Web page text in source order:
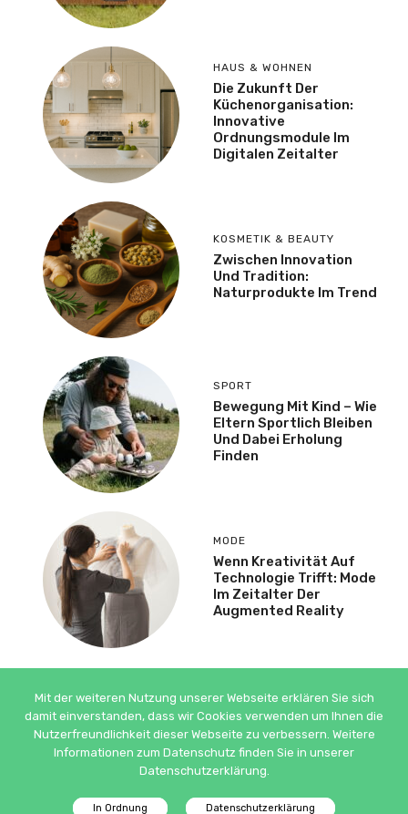
HAUS & WOHNEN
Die Zukunft Der
Küchenorganisation:
Innovative
Ordnungsmodule Im
Digitalen Zeitalter
KOSMETIK & BEAUTY
Zwischen Innovation
Und Tradition:
Naturprodukte Im Trend
SPORT
Bewegung Mit Kind – Wie
Eltern Sportlich Bleiben
Und Dabei Erholung
Finden
MODE
Wenn Kreativität Auf
Technologie Trifft: Mode
Im Zeitalter Der
Augmented Reality
© ADSIMPLE 2026
IMPRESSUM
Mit der weiteren Nutzung unserer Webseite erklären Sie sich
damit einverstanden, dass wir Cookies verwenden um Ihnen die
Nutzerfreundlichkeit dieser Webseite zu verbessern. Weitere
Informationen zum Datenschutz finden Sie in unserer
Datenschutzerklärung.
In Ordnung Datenschutzerklärung